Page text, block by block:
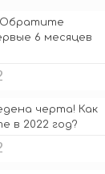
Обратите
6 месяцев
черта! Как
в 2022 год?